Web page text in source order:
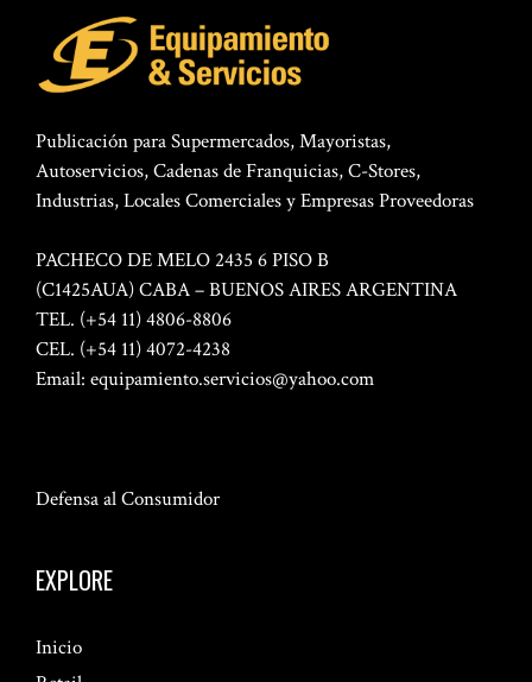
Publicación para Supermercados, Mayoristas,
Autoservicios, Cadenas de Franquicias, C-Stores,
Industrias, Locales Comerciales y Empresas Proveedoras
PACHECO DE MELO 2435 6 PISO B
(C1425AUA) CABA – BUENOS AIRES ARGENTINA
TEL. (+54 11) 4806-8806
CEL. (+54 11) 4072-4238
Email: equipamiento.servicios@yahoo.com
Defensa al Consumidor
EXPLORE
Inicio